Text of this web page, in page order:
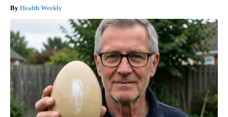
Health Weekly